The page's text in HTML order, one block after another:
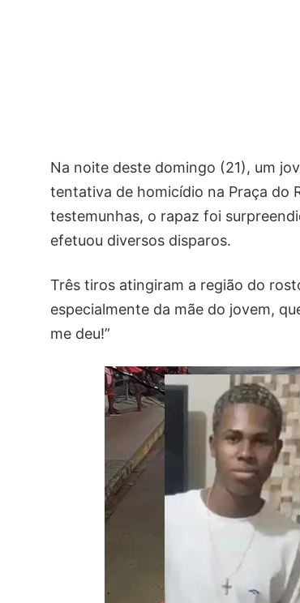
Na noite deste domingo (21), um
tentativa de homicídio na Praça do
testemunhas, o rapaz foi
efetuou diversos disparos.
Três tiros atingiram a região do
especialmente da mãe do jovem,
me deu!”